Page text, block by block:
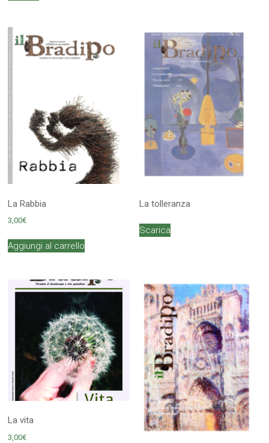
La Rabbia
3,00€
Aggiungi al carrello
La tolleranza
Scarica
La vita
3,00€